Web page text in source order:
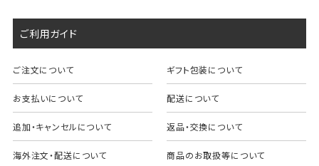
ご利用ガイド
ご注文について ギフト包装について
お支払いについて 配送について
追加・キャンセルについて 返品・交換について
海外注文・配送について 商品のお取扱等について